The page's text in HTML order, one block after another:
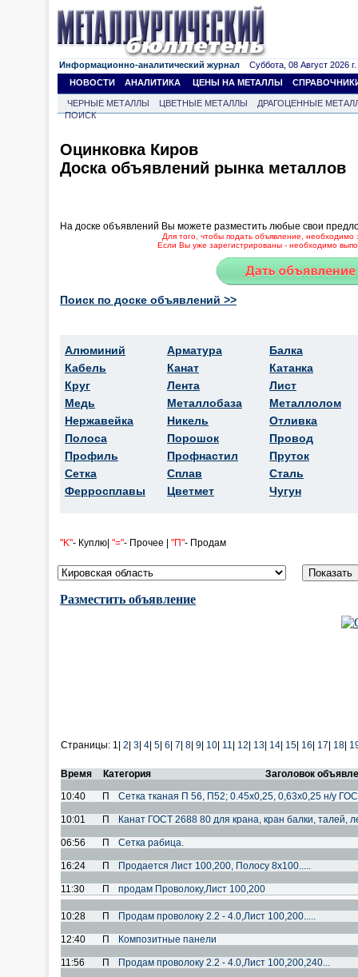
Информационно-аналитический журнал Суббота, 08 Август 2026 г.
НОВОСТИ
АНАЛИТИКА ЦЕНЫ НА МЕТАЛЛЫ
ЧЕРНЫЕ МЕТАЛЛЫ ЦВЕТНЫЕ МЕТАЛЛЫ
ДРАГОЦЕННЫЕ
ПОИСК
Оцинковка Киров
Доска объявлений рынка металлов
На доске объявлений Вы можете разместить любые свои
Для того, чтобы подать объявление, необходимо
Если Вы уже зарегистрированы - необходимо
Поиск по доске объявлений >>
Алюминий
Кабель
Круг
Медь
Нержавейка
Полоса
Профиль
Сетка
Ферросплавы
Арматура
Канат
Лента
Металлобаза
Никель
Порошок
Профнастил
Сплав
Цветмет
Балка
Катанка
Лист
Металлолом
Отливка
Провод
Пруток
Сталь
Чугун
"K"- Куплю| "="- Прочее | "П"- Продам
Разместить объявление
Страницы: 1| 2 3 4 5 6 7 8 9 10 11 12 13 14 15 16 17 18
Время Категория
Заголовок
10:40
П Сетка тканая П 56, П52; 0.45х0,25, 0,63х0,25 н/у
10:01 П Канат ГОСТ 2688 80 для крана, кран балки, талей,
06:56 П Сетка рабица.
16:24 П Продается Лист 100,200, Полосу 8х100.....
11:30 П продам Проволоку,Лист 100,200
10:28 П Продам проволоку 2.2 - 4.0,Лист 100,200.....
12:40 П Композитные панели
11:56 П Продам проволоку 2.2 - 4.0,Лист 100,200,240...